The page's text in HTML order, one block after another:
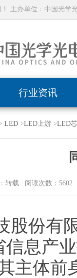
主办单位：中国光学
行业资讯
LED>LED上游>LED
转载 阅读次数：5602
股份有
信息产
主体前